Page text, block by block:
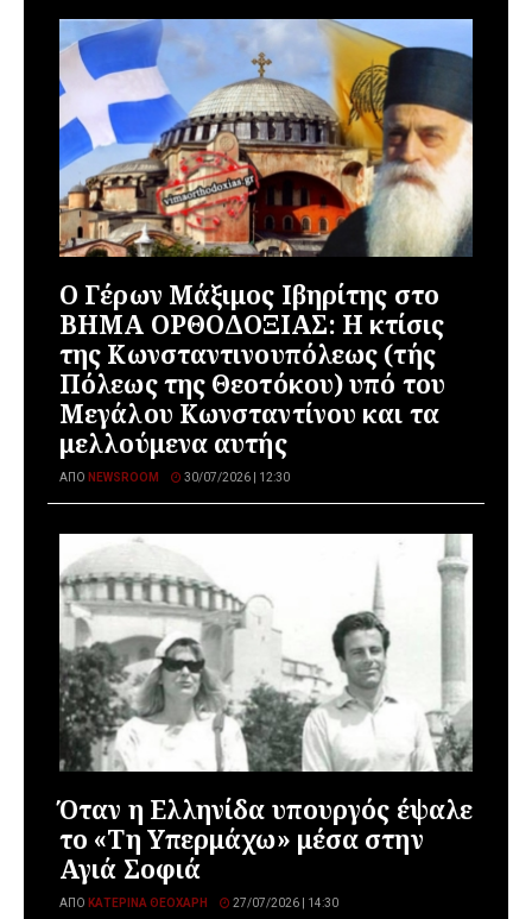
Ο Γέρων Μάξιμος Ιβηρίτης στο
ΒΗΜΑ ΟΡΘΟΔΟΞΙΑΣ: Η κτίσις
της Κωνσταντινουπόλεως (τής
Πόλεως της Θεοτόκου) υπό του
Μεγάλου Κωνσταντίνου και τα
μελλούμενα αυτής
ΑΠΌ NEWSROOM 30/07/2026 | 12:30
Όταν η Ελληνίδα υπουργός έψαλε
το «Τη Υπερμάχω» μέσα στην
Αγιά Σοφιά
ΑΠΌ ΚΑΤΕΡΊΝΑ ΘΕΟΧΆΡΗ 27/07/2026 | 14:30